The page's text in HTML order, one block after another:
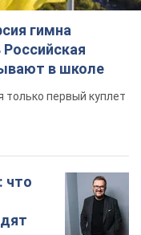
гимна
в школе
первый куплет
что